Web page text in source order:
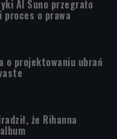
AI Suno przegrało
proces o prawa
o projektowaniu ubrań
że Rihanna